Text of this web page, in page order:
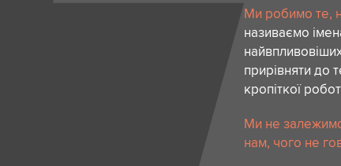
Ми робимо те,
називаємо
прирівняти до
кропіткої
Ми не залежимо
нам, чого не